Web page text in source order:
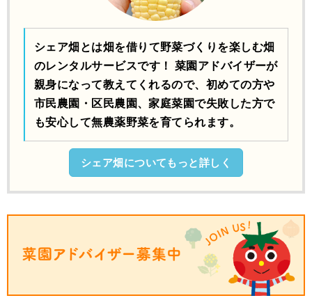
シェア畑とは畑を借りて野菜づくりを楽しむ畑
のレンタルサービスです！ 菜園アドバイザーが
親身になって教えてくれるので、初めての方や
市民農園・区民農園、家庭菜園で失敗した方で
も安心して無農薬野菜を育てられます。
シェア畑についてもっと詳しく